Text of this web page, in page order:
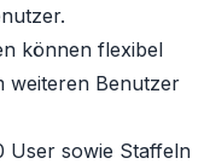
können flexibel
weiteren Benutzer
sowie Staffeln